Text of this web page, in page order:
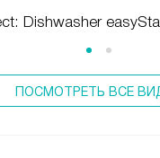
Dishwasher
ПОСМОТРЕТЬ ВСЕ